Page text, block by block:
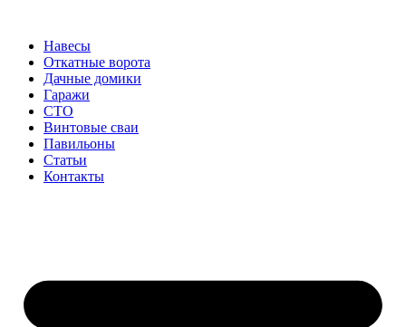
содержимому
Навесы
Откатные ворота
Дачные домики
Гаражи
СТО
Винтовые сваи
Павильоны
Статьи
Контакты